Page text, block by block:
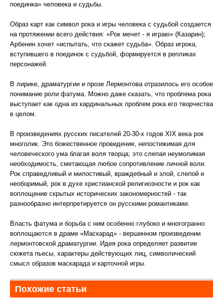
поединка» человека и судьбы.
Образ карт как символ рока и игры человека с судьбой создается
на протяжении всего действия: «Рок мечет - я играю» (Казарин);
Арбенин хочет «испытать, что скажет судьба». Образ игрока,
вступившего в поединок с судьбой, формируется в репликах
персонажей.
В лирике, драматургии и прозе Лермонтова отразилось его особое
понимание роли фатума. Можно даже сказать, что проблема рока
выступает как одна из кардинальных проблем рока его творчества
в целом.
В произведениях русских писателей 20-30-х годов XIX века рок
многолик. Это божественное провидение, непостижимая для
человеческого ума благая воля творца; это слепая неумолимая
необходимость, сметающая любое сопротивление личной воли.
Рок справедливый и милостивый, враждебный и злой, слепой и
необоримый, рок в духе христианской религиозности и рок как
воплощение скрытых исторических закономерностей - так
разнообразно интерпретируется он русскими романтиками.
Власть фатума и борьба с ним особенно глубоко и многогранно
воплощаются в драме «Маскарад» - вершинном произведении
лермонтовской драматургии. Идея рока определяет развитие
сюжета пьесы, характеры действующих лиц, символический
смысл образов маскарада и карточной игры.
Похожие статьи